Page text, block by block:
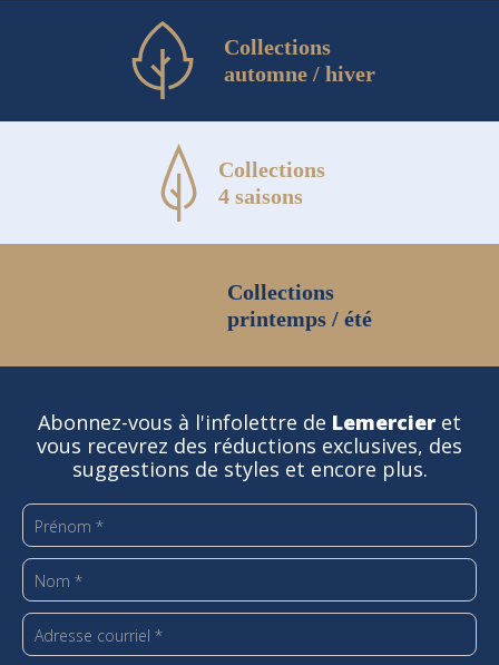
Collections
automne / hiver
Collections
4 saisons
Collections
printemps / été
Abonnez-vous à l'infolettre de Lemercier et
vous recevrez des réductions exclusives, des
suggestions de styles et encore plus.